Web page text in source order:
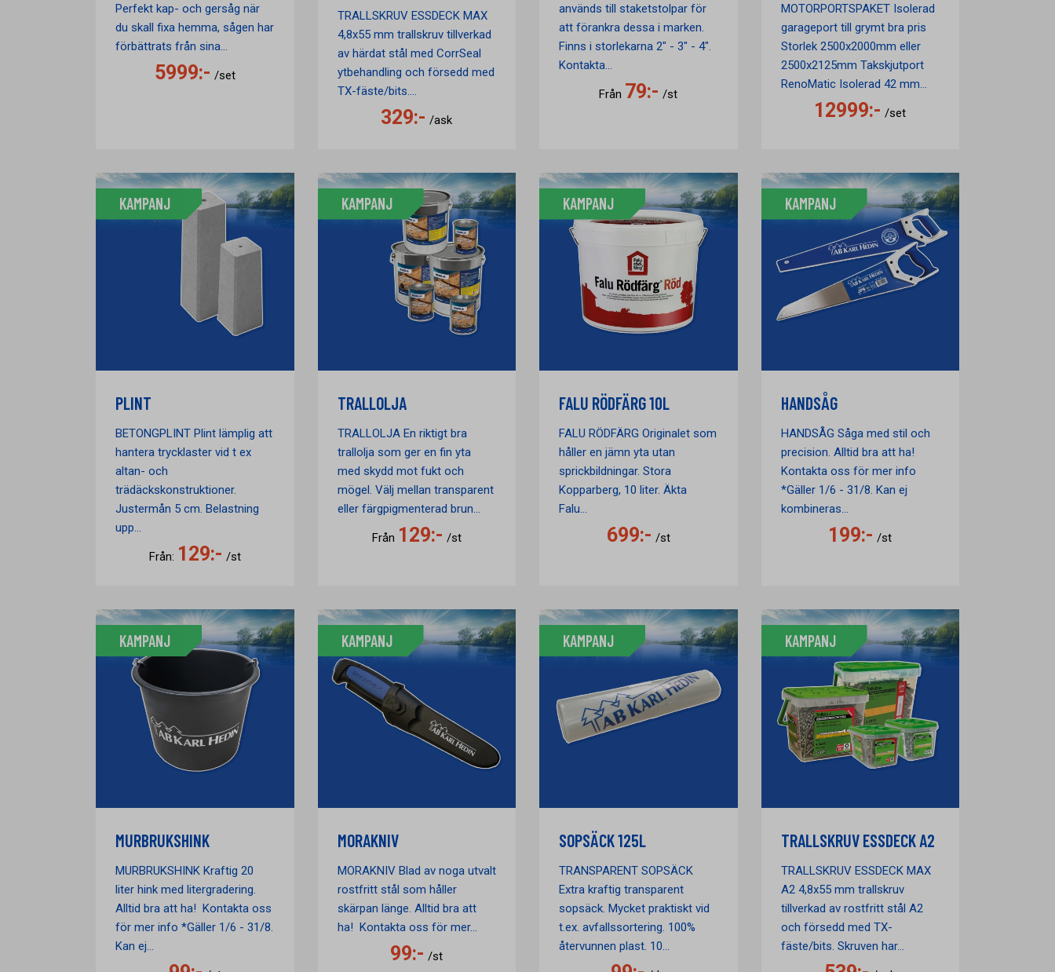
Perfekt kap- och gersåg när
du skall fixa hemma, sågen har
förbättrats från sina...
5999:- /set
TRALLSKRUV ESSDECK MAX
4,8x55 mm trallskruv tillverkad
av härdat stål med CorrSeal
ytbehandling och försedd med
TX-fäste/bits....
329:- /ask
används till staketstolpar för
att förankra dessa i marken.
Finns i storlekarna 2" - 3" - 4".
Kontakta...
Från 79:- /st
MOTORPORTSPAKET Isolerad
garageport till grymt bra pris
Storlek 2500x2000mm eller
2500x2125mm Takskjutport
RenoMatic Isolerad 42 mm...
12999:- /set
KAMPANJ
PLINT
BETONGPLINT Plint lämplig att
hantera trycklaster vid t ex
altan- och
trädäckskonstruktioner.
Justermån 5 cm. Belastning
upp...
Från: 129:- /st
KAMPANJ
TRALLOLJA
TRALLOLJA En riktigt bra
trallolja som ger en fin yta
med skydd mot fukt och
mögel. Välj mellan transparent
eller färgpigmenterad brun...
Från 129:- /st
KAMPANJ
FALU RÖDFÄRG 10L
FALU RÖDFÄRG Originalet som
håller en jämn yta utan
sprickbildningar. Stora
Kopparberg, 10 liter. Äkta
Falu...
699:- /st
KAMPANJ
HANDSÅG
HANDSÅG Såga med stil och
precision. Alltid bra att ha!
Kontakta oss för mer info
*Gäller 1/6 - 31/8. Kan ej
kombineras...
199:- /st
KAMPANJ
MURBRUKSHINK
MURBRUKSHINK Kraftig 20
liter hink med litergradering.
Alltid bra att ha! Kontakta oss
för mer info *Gäller 1/6 - 31/8.
Kan ej...
KAMPANJ
MORAKNIV
MORAKNIV Blad av noga utvalt
rostfritt stål som håller
skärpan länge. Alltid bra att
ha! Kontakta oss för mer...
99:- /st
KAMPANJ
SOPSÄCK 125L
TRANSPARENT SOPSÄCK
Extra kraftig transparent
sopsäck. Mycket praktiskt vid
t.ex. avfallssortering. 100%
återvunnen plast. 10...
KAMPANJ
TRALLSKRUV ESSDECK A2
TRALLSKRUV ESSDECK MAX
A2 4,8x55 mm trallskruv
tillverkad av rostfritt stål A2
och försedd med TX-
fäste/bits. Skruven har...